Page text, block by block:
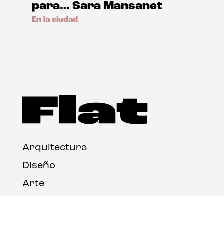
para… Sara Mansanet
En la ciudad
Arquitectura
Diseño
Arte